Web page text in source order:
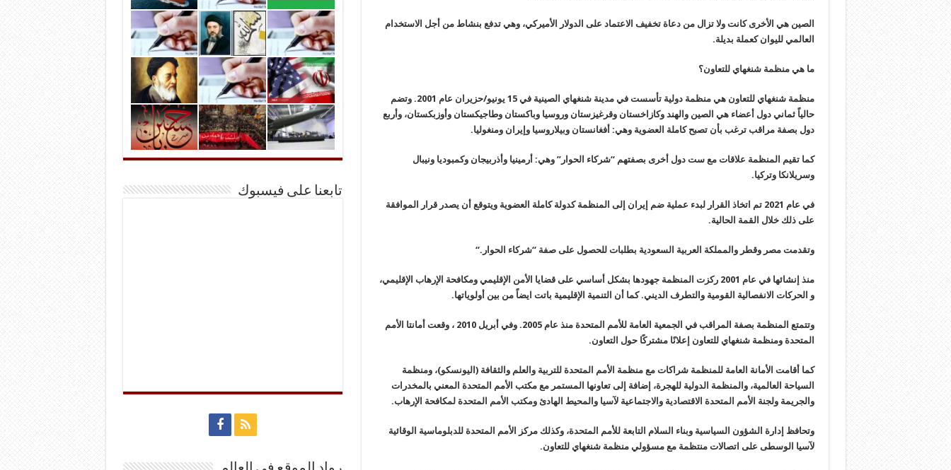
الصين هي الأخرى كانت ولا تزال من دعاة تخفيف الاعتماد على الدولار الأميركي، وهي تدفع بنشاط من أجل الاستخدام
العالمي لليوان كعملة بديلة.
ما هي منظمة شنغهاي للتعاون؟
منظمة شنغهاي للتعاون هي منظمة دولية تأسست في مدينة شنغهاي الصينية في 15 يونيو/حزيران عام 2001. وتضم
حالياً ثماني دول أعضاء هي الصين والهند وكازاخستان وقرغيزستان وروسيا وباكستان وطاجيكستان وأوزبكستان، وأربع
دول بصفة مراقب ترغب بأن تصبح كاملة العضوية وهي: أفغانستان وبيلاروسيا وإيران ومنغوليا.
كما تقيم المنظمة علاقات مع ست دول أخرى بصفتهم “شركاء الحوار” وهي: أرمينيا وأذربيجان وكمبوديا ونيبال
وسريلانكا وتركيا.
في عام 2021 تم اتخاذ القرار لبدء عملية ضم إيران إلى المنظمة كدولة كاملة العضوية ويتوقع أن يصدر قرار الموافقة
على ذلك خلال القمة الحالية.
وتقدمت مصر وقطر والمملكة العربية السعودية بطلبات للحصول على صفة “شركاء الحوار “.
منذ إنشائها في عام 2001 ركزت المنظمة جهودها بشكل أساسي على قضايا الأمن الإقليمي ومكافحة الإرهاب الإقليمي،
و الحركات الانفصالية القومية والتطرف الديني. كما أن التنمية الإقليمية باتت ايضاً من بين أولوياتها.
وتتمتع المنظمة بصفة المراقب في الجمعية العامة للأمم المتحدة منذ عام 2005. وفي أبريل 2010 ، وقعت أمانتا الأمم
المتحدة ومنظمة شنغهاي للتعاون إعلانًا مشتركًا حول التعاون.
كما أقامت الأمانة العامة للمنظمة شراكات مع منظمة الأمم المتحدة للتربية والعلم والثقافة (اليونسكو)، ومنظمة
السياحة العالمية، والمنظمة الدولية للهجرة، إضافة إلى تعاونها المستمر مع مكتب الأمم المتحدة المعني بالمخدرات
والجريمة ولجنة الأمم المتحدة الاقتصادية والاجتماعية لآسيا والمحيط الهادئ ومكتب الأمم المتحدة لمكافحة الإرهاب.
وتحافظ إدارة الشؤون السياسية وبناء السلام التابعة للأمم المتحدة، وكذلك مركز الأمم المتحدة للدبلوماسية الوقائية
لآسيا الوسطى على اتصالات منتظمة مع مسؤولي منظمة شنغهاي للتعاون.
تابعنا على فيسبوك